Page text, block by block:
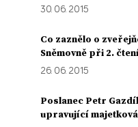
30. 06. 2015
Co zaznělo o
Sněmovně při 2.
26. 06. 2015
Poslanec Petr
upravující